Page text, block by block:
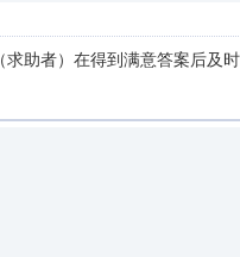
助者）在得到满意答案后及